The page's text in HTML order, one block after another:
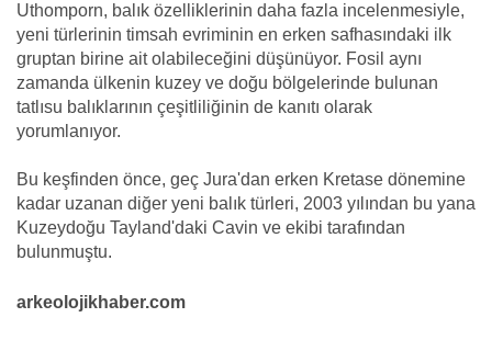
Uthomporn, balık özelliklerinin daha fazla incelenmesiyle,
yeni türlerinin timsah evriminin en erken safhasındaki ilk
gruptan birine ait olabileceğini düşünüyor. Fosil aynı
zamanda ülkenin kuzey ve doğu bölgelerinde bulunan
tatlısu balıklarının çeşitliliğinin de kanıtı olarak
yorumlanıyor.
Bu keşfinden önce, geç Jura'dan erken Kretase dönemine
kadar uzanan diğer yeni balık türleri, 2003 yılından bu yana
Kuzeydoğu Tayland'daki Cavin ve ekibi tarafından
bulunmuştu.
arkeolojikhaber.com